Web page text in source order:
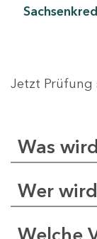
Jetzt Prüfung
Was
Wer
Welche